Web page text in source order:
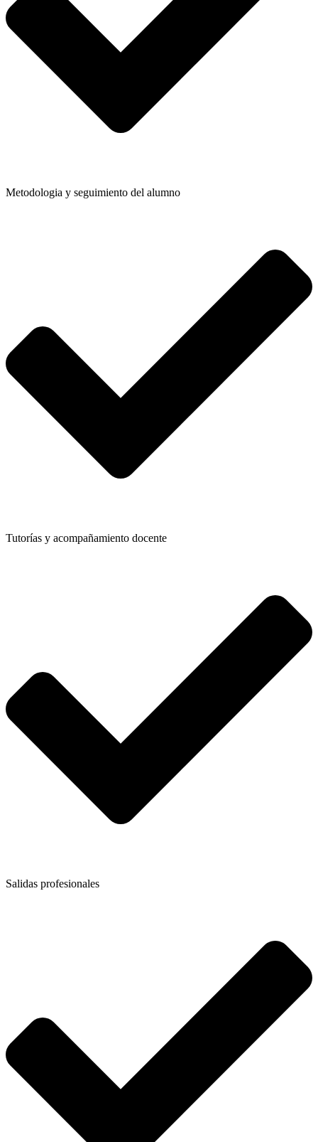
Metodologia y seguimiento del alumno
Tutorías y acompañamiento docente
Salidas profesionales